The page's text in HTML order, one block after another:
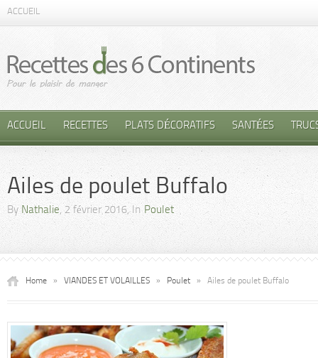
ACCUEIL
ACCUEIL RECETTES PLATS DÉCORATIFS SANTÉES
Ailes de poulet Buffalo
By Nathalie, 2 février 2016, In Poulet
Home » VIANDES ET VOLAILLES » Poulet » Ailes de poulet Buffalo